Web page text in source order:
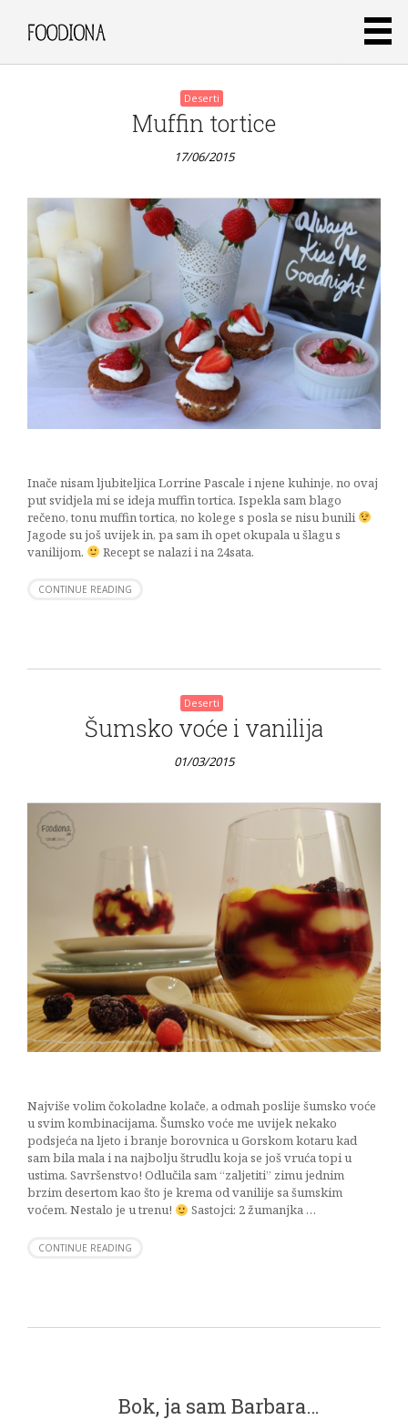
Deserti
Muffin tortice
17/06/2015
Inače nisam ljubiteljica Lorrine Pascale i njene kuhinje, no ovaj
put svidjela mi se ideja muffin tortica. Ispekla sam blago
rečeno, tonu muffin tortica, no kolege s posla se nisu bunili
Jagode su još uvijek in, pa sam ih opet okupala u šlagu s
vanilijom.
Recept se nalazi i na 24sata.
CONTINUE READING
Deserti
Šumsko voće i vanilija
01/03/2015
Najviše volim čokoladne kolače, a odmah poslije šumsko voće
u svim kombinacijama. Šumsko voće me uvijek nekako
podsjeća na ljeto i branje borovnica u Gorskom kotaru kad
sam bila mala i na najbolju štrudlu koja se još vruća topi u
ustima. Savršenstvo! Odlučila sam “zaljetiti” zimu jednim
brzim desertom kao što je krema od vanilije sa šumskim
voćem. Nestalo je u trenu!
Sastojci: 2 žumanjka …
CONTINUE READING
Bok, ja sam Barbara…